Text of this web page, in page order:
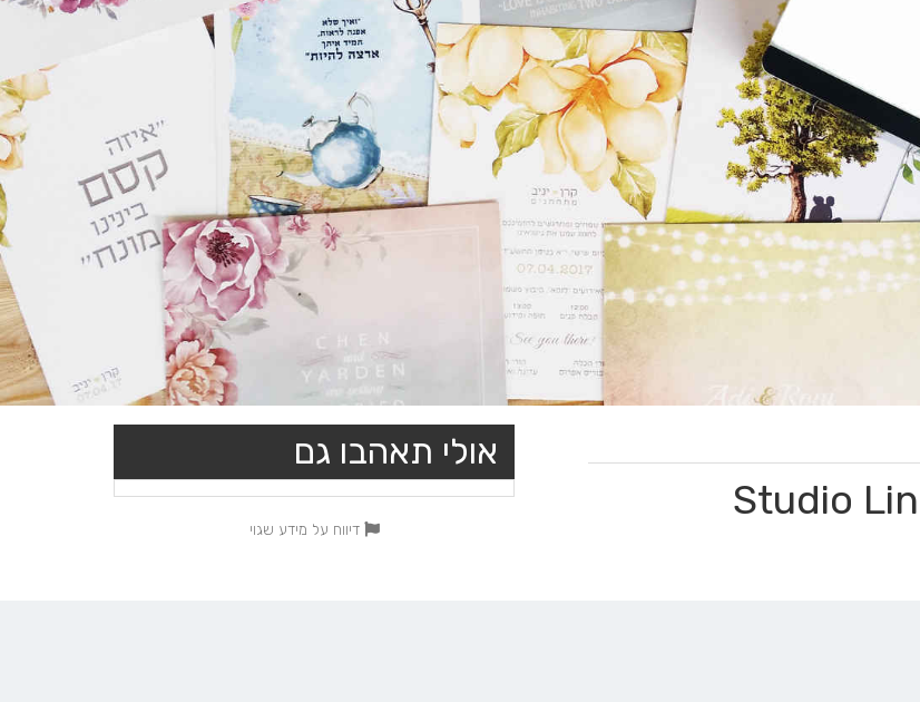
אולי תאהבו גם
דיווח על מידע שגוי